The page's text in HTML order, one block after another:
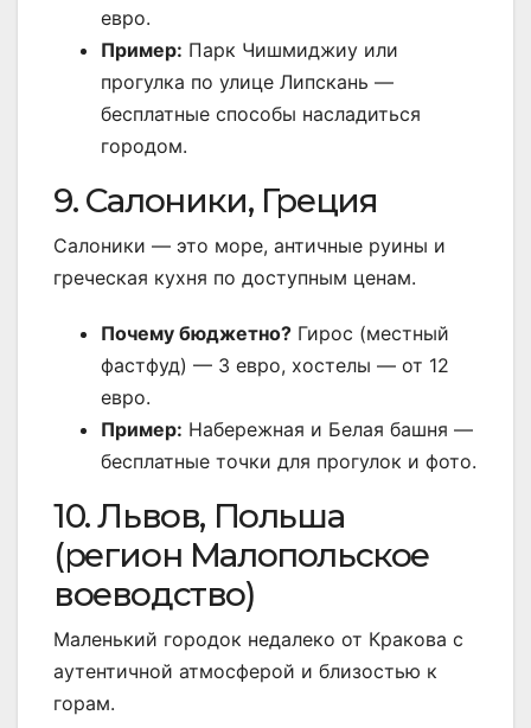
евро.
Пример: Парк Чишмиджиу или
прогулка по улице Липскань —
бесплатные способы насладиться
городом.
9. Салоники, Греция
Салоники — это море, античные руины и
греческая кухня по доступным ценам.
Почему бюджетно? Гирос (местный
фастфуд) — 3 евро, хостелы — от 12
евро.
Пример: Набережная и Белая башня —
бесплатные точки для прогулок и фото.
10. Львов, Польша
(регион Малопольское
воеводство)
Маленький городок недалеко от Кракова с
аутентичной атмосферой и близостью к
горам.